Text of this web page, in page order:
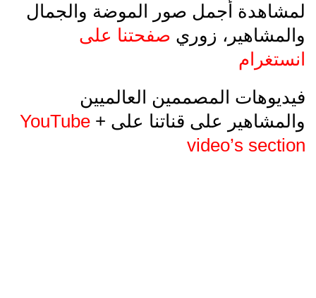
لمشاهدة أجمل صور الموضة والجمال
والمشاهير، زوري صفحتنا على
انستغرام
فيديوهات المصممين العالميين
والمشاهير على قناتنا على YouTube +
video’s section